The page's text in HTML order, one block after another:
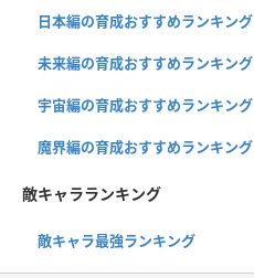
日本編の育成おすすめランキング
未来編の育成おすすめランキング
宇宙編の育成おすすめランキング
魔界編の育成おすすめランキング
敵キャラランキング
敵キャラ最強ランキング